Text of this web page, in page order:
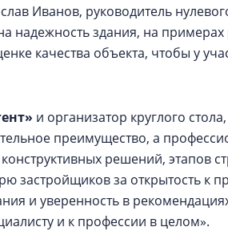
Иванов, руководитель
надежность здания, на
качества объекта, чтобы у
и организатор круглого
преимущество, а
решений, этапов
застройщиков за открытость к
и уверенность в
и к профессии в целом».